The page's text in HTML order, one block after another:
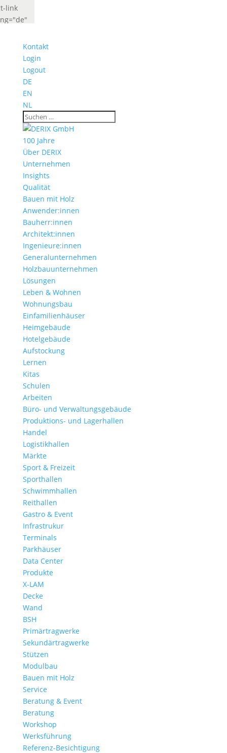
Kontakt
Login
Logout
DE
EN
NL
100 Jahre
Über DERIX
Unternehmen
Insights
Qualität
Bauen mit Holz
Anwender:innen
Bauherr:innen
Architekt:innen
Ingenieure:innen
Generalunternehmen
Holzbauunternehmen
Lösungen
Leben & Wohnen
Wohnungs­bau
Einfamilien­häuser
Heimgebäude
Hotelgebäude
Aufstockung
Lernen
Kitas
Schulen
Arbeiten
Büro- und Verwaltungs­gebäude
Produktions- und Lagerhallen
Handel
Logistikhallen
Märkte
Sport & Freizeit
Sporthallen
Schwimmhallen
Reithallen
Gastro & Event
Infrastrukur
Terminals
Parkhäuser
Data Center
Produkte
X-LAM
Decke
Wand
BSH
Primärtragwerke
Sekundärtragwerke
Stützen
Modulbau
Bauen mit Holz
Service
Beratung & Event
Beratung
Workshop
Werksführung
Referenz-Besichtigung
link